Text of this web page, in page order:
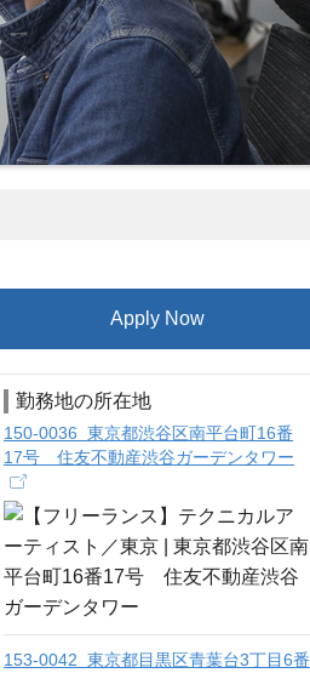
Apply Now
勤務地の所在地
150-0036 東京都渋谷区南平台町16番
17号 住友不動産渋谷ガーデンタワー
153-0042 東京都目黒区青葉台3丁目6番